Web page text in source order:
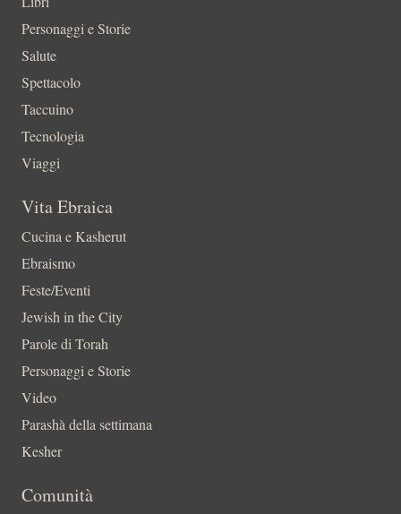
Personaggi e Storie
Salute
Spettacolo
Taccuino
Tecnologia
Viaggi
Vita Ebraica
Cucina e Kasherut
Ebraismo
Feste/Eventi
Jewish in the City
Parole di Torah
Personaggi e Storie
Video
Parashà della settimana
Kesher
Comunità